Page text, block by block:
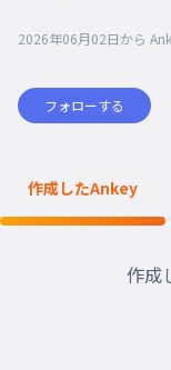
2026年06月02日から
フォローする
作成したAnkey
作成